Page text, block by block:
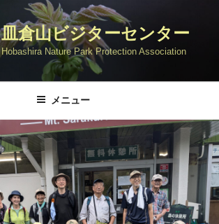
皿倉山ビジターセンター
Hobashira Nature Park Protection Association
メニュー